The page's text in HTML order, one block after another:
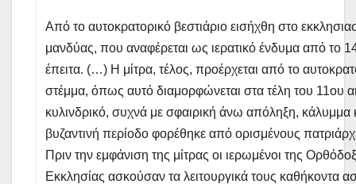
Aπό το αυτοκρατορικό βεστιάριο εισήχθη στο
μανδύας, που αναφέρεται ως ιερατικό ένδυμα από το
έπειτα. (…) H μίτρα, τέλος, προέρχεται από το
στέμμα, όπως αυτό διαμορφώνεται στα τέλη του 11ου
κυλινδρικό, συχνά με σφαιρική άνω απόληξη, κάλυμμα
βυζαντινή περίοδο φορέθηκε από ορισμένους
Πριν την εμφάνιση της μίτρας οι ιερωμένοι της
Eκκλησίας ασκούσαν τα λειτουργικά τους καθήκοντα